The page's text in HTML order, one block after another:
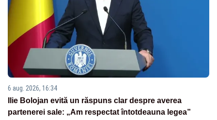
6 aug. 2026, 16:34
Ilie Bolojan evită un răspuns clar despre averea
partenerei sale: „Am respectat întotdeauna legea”